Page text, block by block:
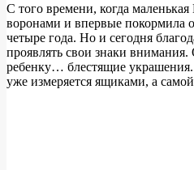
С того времени, когда
воронами и впервые покормила
четыре года. Но и сегодня
проявлять свои знаки
ребенку… блестящие украшения.
уже измеряется ящиками, а